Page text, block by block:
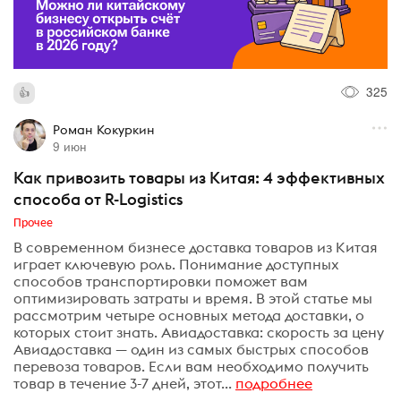
325
Роман Кокуркин
9 июн
Как привозить товары из Китая: 4 эффективных
способа от R-Logistics
Прочее
В современном бизнесе доставка товаров из Китая
играет ключевую роль. Понимание доступных
способов транспортировки поможет вам
оптимизировать затраты и время. В этой статье мы
рассмотрим четыре основных метода доставки, о
которых стоит знать. Авиадоставка: скорость за цену
Авиадоставка — один из самых быстрых способов
перевоза товаров. Если вам необходимо получить
товар в течение 3-7 дней, этот... подробнее